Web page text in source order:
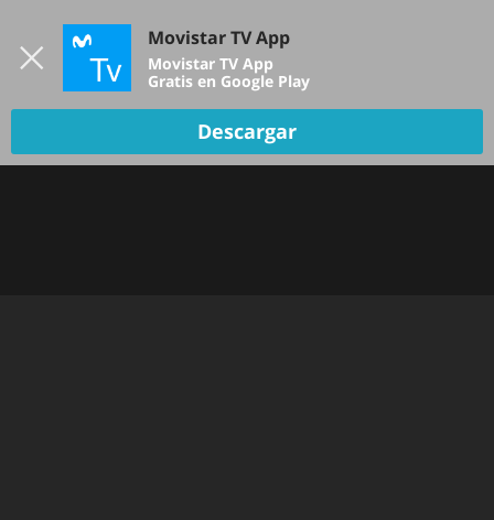
TV EN VIVO
Movistar TV App
Movistar TV App
Gratis en Google Play
Descargar